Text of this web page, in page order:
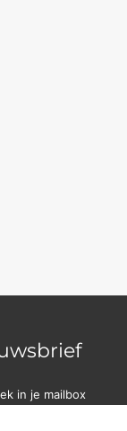
in je mailbox